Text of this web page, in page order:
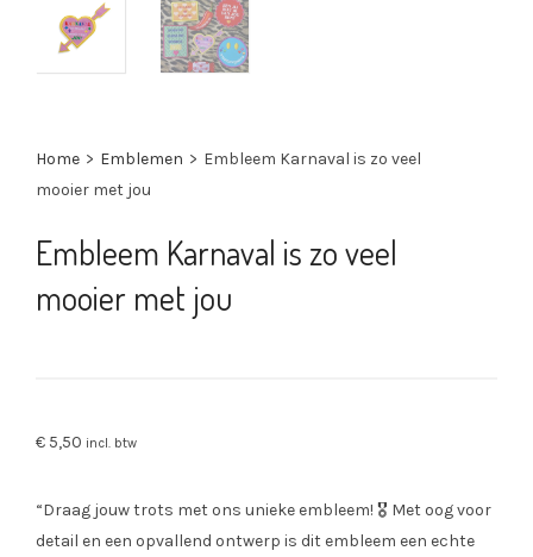
Home > Emblemen > Embleem Karnaval is zo veel
mooier met jou
Embleem Karnaval is zo veel
mooier met jou
€ 5,50 incl. btw
“Draag jouw trots met ons unieke embleem! 🎖️ Met oog voor
detail en een opvallend ontwerp is dit embleem een echte